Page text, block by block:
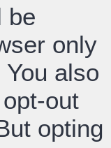
be
only
also
out
opting